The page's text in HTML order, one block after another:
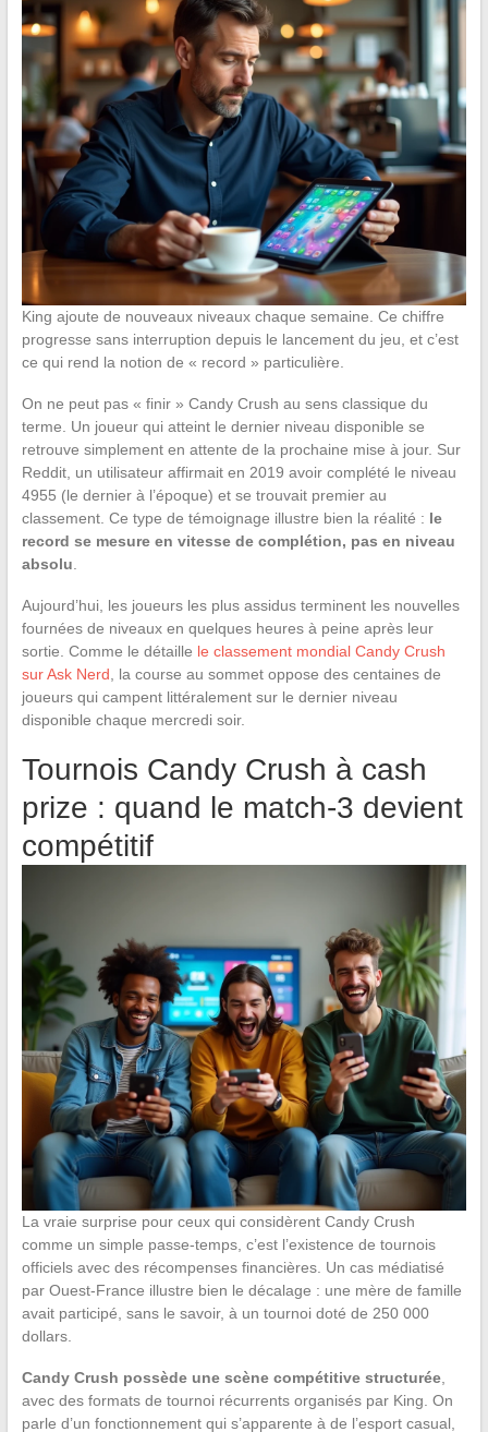
King ajoute de nouveaux niveaux chaque semaine. Ce chiffre
progresse sans interruption depuis le lancement du jeu, et c’est
ce qui rend la notion de « record » particulière.
On ne peut pas « finir » Candy Crush au sens classique du
terme. Un joueur qui atteint le dernier niveau disponible se
retrouve simplement en attente de la prochaine mise à jour. Sur
Reddit, un utilisateur affirmait en 2019 avoir complété le niveau
4955 (le dernier à l’époque) et se trouvait premier au
classement. Ce type de témoignage illustre bien la réalité : le
record se mesure en vitesse de complétion, pas en niveau
absolu
Aujourd’hui, les joueurs les plus assidus terminent les nouvelles
fournées de niveaux en quelques heures à peine après leur
sortie. Comme le détaille le classement mondial Candy Crush
sur Ask Nerd , la course au sommet oppose des centaines de
joueurs qui campent littéralement sur le dernier niveau
disponible chaque mercredi soir.
Tournois Candy Crush à cash
prize : quand le match-3 devient
compétitif
La vraie surprise pour ceux qui considèrent Candy Crush
comme un simple passe-temps, c’est l’existence de tournois
officiels avec des récompenses financières. Un cas médiatisé
par Ouest-France illustre bien le décalage : une mère de famille
avait participé, sans le savoir, à un tournoi doté de 250 000
dollars.
Candy Crush possède une scène compétitive structurée,
avec des formats de tournoi récurrents organisés par King. On
parle d’un fonctionnement qui s’apparente à de l’esport casual,